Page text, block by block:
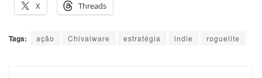
X Threads
Tags: ação Chivalware estratégia indie roguelite